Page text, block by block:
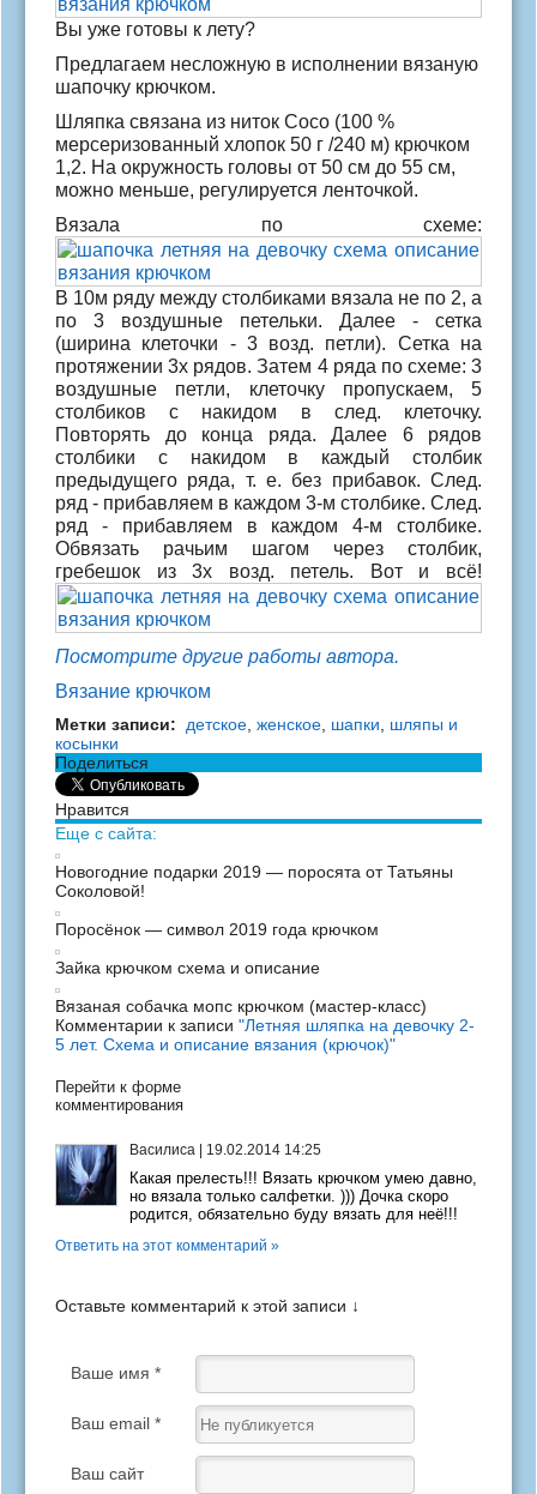
Вы уже готовы к лету?
Предлагаем несложную в исполнении вязаную
шапочку крючком.
Шляпка связана из ниток Сосо (100 %
мерсеризованный хлопок 50 г /240 м) крючком
1,2. На окружность головы от 50 см до 55 см,
можно меньше, регулируется ленточкой.
Вязала по схеме:
В 10м ряду между столбиками вязала не по 2, а
по 3 воздушные петельки. Далее - сетка
(ширина клеточки - 3 возд. петли). Сетка на
протяжении 3х рядов. Затем 4 ряда по схеме: 3
воздушные петли, клеточку пропускаем, 5
столбиков с накидом в след. клеточку.
Повторять до конца ряда. Далее 6 рядов
столбики с накидом в каждый столбик
предыдущего ряда, т. е. без прибавок. След.
ряд - прибавляем в каждом 3-м столбике. След.
ряд - прибавляем в каждом 4-м столбике.
Обвязать рачьим шагом через столбик,
гребешок из 3х возд. петель. Вот и всё!
Посмотрите другие работы автора.
Вязание крючком
Метки записи: детское женское шапки
шляпы и
косынки
Поделиться
Нравится
Еще с сайта:
Новогодние подарки 2019 — поросята от Татьяны
Соколовой!
Поросёнок — символ 2019 года крючком
Зайка крючком схема и описание
Вязаная собачка мопс крючком (мастер-класс)
Комментарии к записи "Летняя шляпка на девочку 2-
5 лет. Схема и описание вязания (крючок)"
Перейти к форме
комментирования
Василиса 19.02.2014 14:25
Какая прелесть!!! Вязать крючком умею давно,
но вязала только салфетки. ))) Дочка скоро
родится, обязательно буду вязать для неё!!!
Ответить на этот комментарий »
Оставьте комментарий к этой записи ↓
Ваше имя *
Ваш email *
Ваш сайт